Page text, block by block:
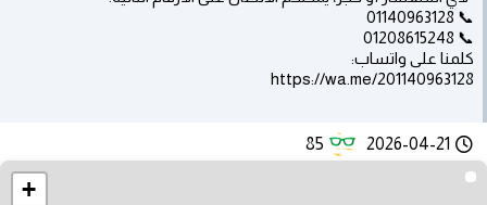
📞 01140963128
📞 01208615248
كلمنا على واتساب:
https://wa.me/201140963128
2026-04-21
85
+